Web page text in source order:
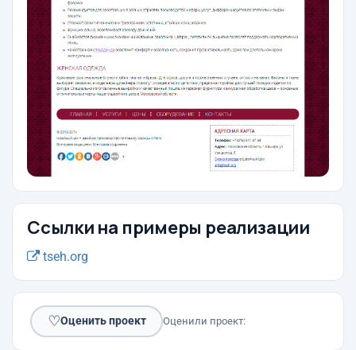
Ссылки на примеры реализации
tseh.org
♡Оценить проект Оценили проект: